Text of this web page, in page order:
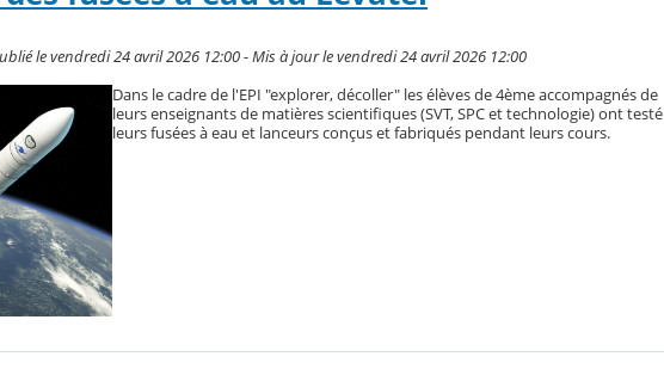
le vendredi 24 avril 2026 12:00 - Mis à jour le vendredi 24 avril 2026 12:00
Dans le cadre de l'EPI "explorer, décoller" les élèves de 4ème accompagnés de
leurs enseignants de matières scientifiques (SVT, SPC et technologie) ont testé
leurs fusées à eau et lanceurs conçus et fabriqués pendant leurs cours.